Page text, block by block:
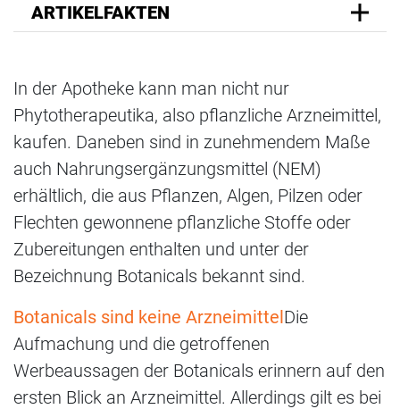
ARTIKELFAKTEN
In der Apotheke kann man nicht nur
Phytotherapeutika, also pflanzliche Arzneimittel,
kaufen. Daneben sind in zunehmendem Maße
auch Nahrungsergänzungsmittel (NEM)
erhältlich, die aus Pflanzen, Algen, Pilzen oder
Flechten gewonnene pflanzliche Stoffe oder
Zubereitungen enthalten und unter der
Bezeichnung Botanicals bekannt sind.
Botanicals sind keine ArzneimittelDie
Aufmachung und die getroffenen
Werbeaussagen der Botanicals erinnern auf den
ersten Blick an Arzneimittel. Allerdings gilt es bei